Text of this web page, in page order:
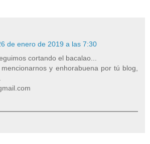
de enero de 2019 a las 7:30
cortando el bacalao...
y enhorabuena por tú blog,